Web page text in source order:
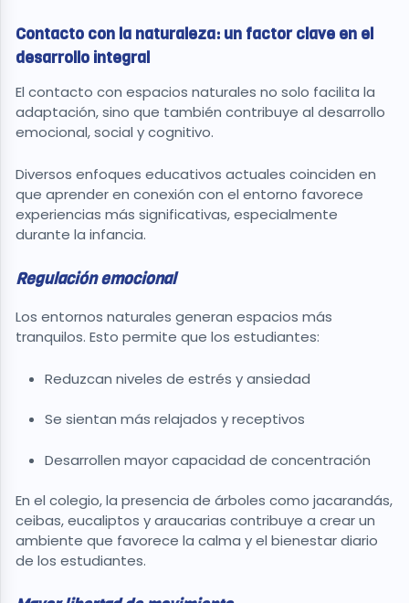
Contacto con la naturaleza: un factor clave en el
desarrollo integral
El contacto con espacios naturales no solo facilita la
adaptación, sino que también contribuye al desarrollo
emocional, social y cognitivo.
Diversos enfoques educativos actuales coinciden en
que aprender en conexión con el entorno favorece
experiencias más significativas, especialmente
durante la infancia.
Regulación emocional
Los entornos naturales generan espacios más
tranquilos. Esto permite que los estudiantes:
Reduzcan niveles de estrés y ansiedad
Se sientan más relajados y receptivos
Desarrollen mayor capacidad de concentración
En el colegio, la presencia de árboles como jacarandás,
ceibas, eucaliptos y araucarias contribuye a crear un
ambiente que favorece la calma y el bienestar diario
de los estudiantes.